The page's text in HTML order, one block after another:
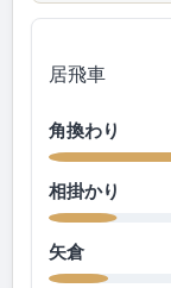
居飛車
角換わり
相掛かり
矢倉